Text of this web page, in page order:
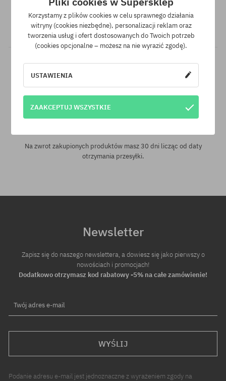
Mamy najlepsze ceny, ale jeśli udałoby Ci się znaleźć dokładnie
ten sam produkt w innym sklepie, w niższej cenie - specjalnie
dla Ciebie również obniżymy jego cenę!
Na zwrot zakupionych produktów masz 30 dni licząc od daty
otrzymania przesyłki.
Newsletter
Zapisz się do naszego newslettera, a dowiesz się jako pierwszy o
nowościach i promocjach!
Dodatkowo otrzymasz kod rabatowy -5% na całe zamówienie!
Twój adres e-mail
WYŚLIJ
Podanie adresu e-mail jest jednoznaczne z wyrażeniem zgody na
Korzystamy z plików cookies w celu sprawnego działania
witryny (cookies niezbędne), personalizacji reklam oraz
tworzenia usług i ofert dostosowanych do Twoich potrzeb
(cookies opcjonalne – możesz na nie wyrazić zgodę).
USTAWIENIA
ZAAKCEPTUJ WSZYSTKIE